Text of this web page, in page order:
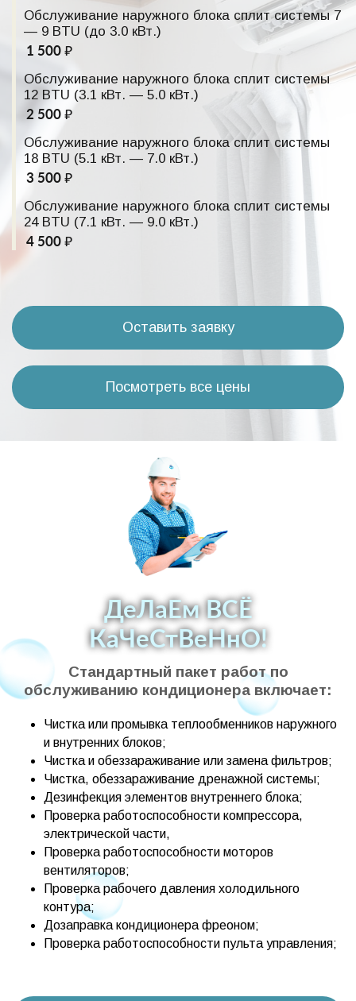
Обслуживание наружного блока сплит системы 7
— 9 BTU (до 3.0 кВт.)
1 500 ₽
Обслуживание наружного блока сплит системы
12 BTU (3.1 кВт. — 5.0 кВт.)
2 500 ₽
Обслуживание наружного блока сплит системы
18 BTU (5.1 кВт. — 7.0 кВт.)
3 500 ₽
Обслуживание наружного блока сплит системы
24 BTU (7.1 кВт. — 9.0 кВт.)
4 500 ₽
Оставить заявку
Посмотреть все цены
ДеЛаЕм ВСЁ
КаЧеСтВеНнО!
Стандартный пакет работ по
обслуживанию кондиционера включает:
Чистка или промывка теплообменников наружного
и внутренних блоков;
Чистка и обеззараживание или замена фильтров;
Чистка, обеззараживание дренажной системы;
Дезинфекция элементов внутреннего блока;
Проверка работоспособности компрессора,
электрической части,
Проверка работоспособности моторов
вентиляторов;
Проверка рабочего давления холодильного
контура;
Дозаправка кондиционера фреоном;
Проверка работоспособности пульта управления;